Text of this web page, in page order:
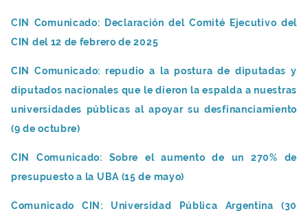
CIN Comunicado: Declaración del Comité Ejecutivo del
CIN del 12 de febrero de 2025
CIN Comunicado: repudio a la postura de diputadas y
diputados nacionales que le dieron la espalda a nuestras
universidades públicas al apoyar su desfinanciamiento
(9 de octubre)
CIN Comunicado: Sobre el aumento de un 270% de
presupuesto a la UBA (15 de mayo)
Comunicado CIN: Universidad Pública Argentina (30